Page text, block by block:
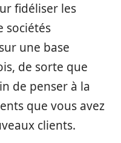
fidéliser les
sociétés
une base
de sorte que
de penser à la
que vous avez
clients.